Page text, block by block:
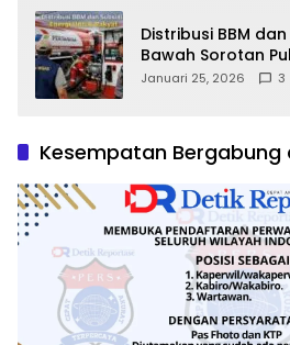
Distribusi BBM
Bawah Sorotan
Kepentingan
Januari 25, 2026 3
Kesempatan Bergabung